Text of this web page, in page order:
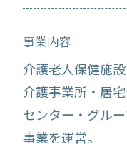
事業内容
介護老人保健施
介護事業所・居
センター・グル
事業を運営。